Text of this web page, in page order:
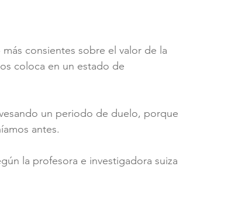
consientes sobre el valor de la
coloca en un estado de
un periodo de duelo, porque
antes.
la profesora e investigadora suiza